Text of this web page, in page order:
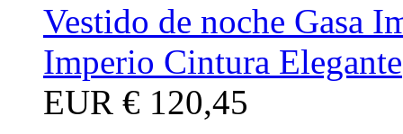
Vestido de noche Gasa
Imperio Cintura Elegante
EUR € 120,45